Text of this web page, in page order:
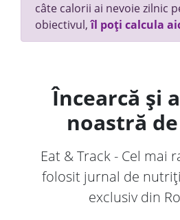
câte calorii ai nevoie zilnic
obiectivul,îl poți calcula
Încearcă și
noastră
Eat & Track - Cel mai
folosit jurnal de
exclusiv din